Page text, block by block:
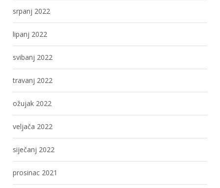
srpanj 2022
lipanj 2022
svibanj 2022
travanj 2022
ožujak 2022
veljača 2022
siječanj 2022
prosinac 2021